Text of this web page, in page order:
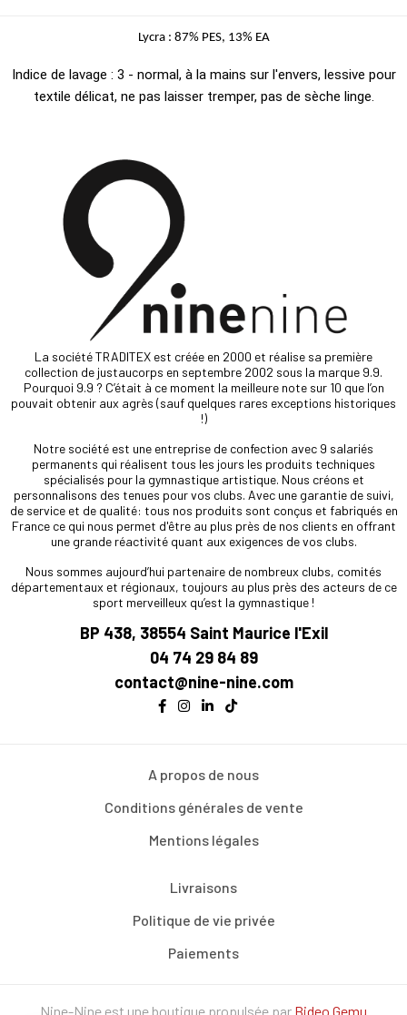
Lycra : 87% PES, 13% EA
Indice de lavage : 3 - normal, à la mains sur l'envers, lessive pour
textile délicat, ne pas laisser tremper, pas de sèche linge.
La société TRADITEX est créée en 2000 et réalise sa première
collection de justaucorps en septembre 2002 sous la marque 9.9.
Pourquoi 9.9 ? C’était à ce moment la meilleure note sur 10 que l’on
pouvait obtenir aux agrès (sauf quelques rares exceptions historiques
!)
Notre société est une entreprise de confection avec 9 salariés
permanents qui réalisent tous les jours les produits techniques
spécialisés pour la gymnastique artistique. Nous créons et
personnalisons des tenues pour vos clubs. Avec une garantie de suivi,
de service et de qualité: tous nos produits sont conçus et fabriqués en
France ce qui nous permet d'être au plus près de nos clients en offrant
une grande réactivité quant aux exigences de vos clubs.
Nous sommes aujourd’hui partenaire de nombreux clubs, comités
départementaux et régionaux, toujours au plus près des acteurs de ce
sport merveilleux qu’est la gymnastique !
BP 438, 38554 Saint Maurice l'Exil
04 74 29 84 89
contact@nine-nine.com
A propos de nous
Conditions générales de vente
Mentions légales
Livraisons
Politique de vie privée
Paiements
Nine-Nine est une boutique propulsée par Bideo Gemu